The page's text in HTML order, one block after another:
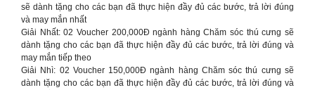
sẽ dành tặng cho các bạn đã thực hiện đầy đủ các bước, trả lời đúng
và may mắn nhất
Giải Nhất: 02 Voucher 200,000Đ ngành hàng Chăm sóc thú cưng sẽ
dành tặng cho các bạn đã thực hiện đầy đủ các bước, trả lời đúng và
may mắn tiếp theo
Giải Nhì: 02 Voucher 150,000Đ ngành hàng Chăm sóc thú cưng sẽ
dành tặng cho các bạn đã thực hiện đầy đủ các bước, trả lời đúng và